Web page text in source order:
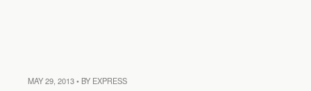
MAY 29, 2013 • BY EXPRESS